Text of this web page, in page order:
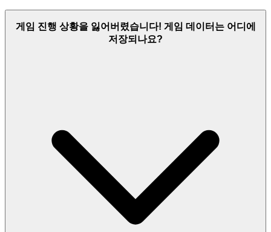
게임 진행 상황을 잃어버렸습니다! 게임 데이터는 어디에
저장되나요?